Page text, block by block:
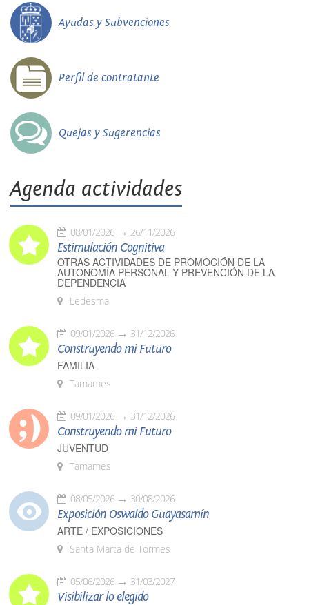
Ayudas y Subvenciones
Perfil de contratante
Quejas y Sugerencias
Agenda actividades
08/01/2026 26/11/2026
Estimulación Cognitiva
OTRAS ACTIVIDADES DE PROMOCIÓN DE LA
AUTONOMÍA PERSONAL Y PREVENCIÓN DE LA
DEPENDENCIA
Ledesma
09/01/2026 31/12/2026
Construyendo mi Futuro
FAMILIA
Tamames
09/01/2026 31/12/2026
Construyendo mi Futuro
JUVENTUD
Tamames
08/05/2026 30/08/2026
Exposición Oswaldo Guayasamín
ARTE / EXPOSICIONES
Santa Marta de Tormes
05/06/2026 31/03/2027
Visibilizar lo elegido